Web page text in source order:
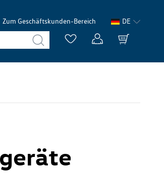
Zum Geschäftskunden-Bereich DE